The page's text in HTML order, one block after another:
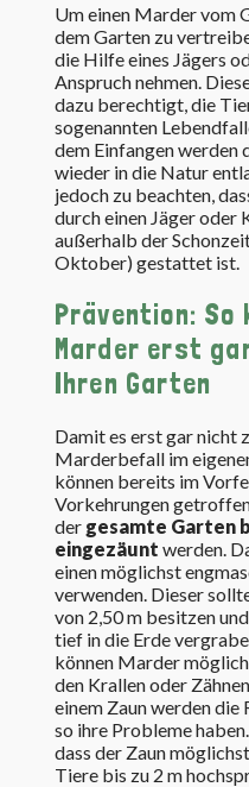
Um einen Marder vom
dem Garten zu
die Hilfe eines Jägers
Anspruch nehmen.
dazu berechtigt, die
sogenannten
dem Einfangen werden
wieder in die Natur
jedoch zu beachten,
durch einen Jäger oder
außerhalb der
Oktober) gestattet ist.
Prävention: So
Marder erst
Ihren Garten
Damit es erst gar nicht
Marderbefall im
können bereits im
Vorkehrungen
der gesamte Garten
eingezäunt werden.
einen möglichst
verwenden. Dieser
von 2,50 m besitzen
tief in die Erde
können Marder
den Krallen oder
einem Zaun werden die
so ihre Probleme
dass der Zaun
Tiere bis zu 2 m